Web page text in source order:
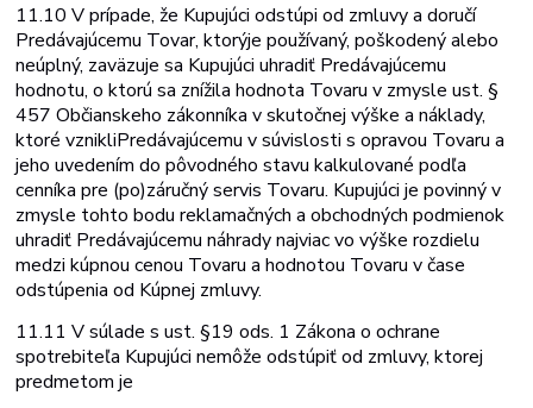
11.10 V prípade, že Kupujúci odstúpi od zmluvy a doručí
Predávajúcemu Tovar, ktorýje používaný, poškodený alebo
neúplný, zaväzuje sa Kupujúci uhradiť Predávajúcemu
hodnotu, o ktorú sa znížila hodnota Tovaru v zmysle ust. §
457 Občianskeho zákonníka v skutočnej výške a náklady,
ktoré vznikliPredávajúcemu v súvislosti s opravou Tovaru a
jeho uvedením do pôvodného stavu kalkulované podľa
cenníka pre (po)záručný servis Tovaru. Kupujúci je povinný v
zmysle tohto bodu reklamačných a obchodných podmienok
uhradiť Predávajúcemu náhrady najviac vo výške rozdielu
medzi kúpnou cenou Tovaru a hodnotou Tovaru v čase
odstúpenia od Kúpnej zmluvy.
11.11 V súlade s ust. §19 ods. 1 Zákona o ochrane
spotrebiteľa Kupujúci nemôže odstúpiť od zmluvy, ktorej
predmetom je